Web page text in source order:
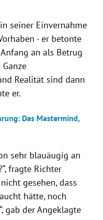
seiner Einvernahme
- er betonte
an als Betrug
Realität sind dann
er.
Das Mastermind,
sehr blauäugig an
fragte Richter
gesehen, dass
hätte, noch
gab der Angeklagte